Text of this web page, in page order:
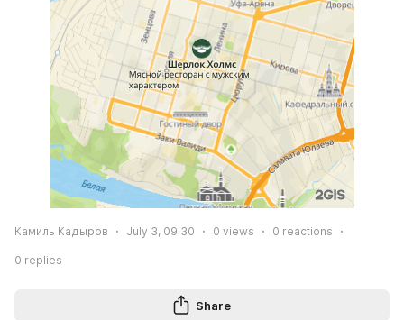
Камиль Кадыров July 3, 09:30 0 views 0 reactions
0 replies
Share